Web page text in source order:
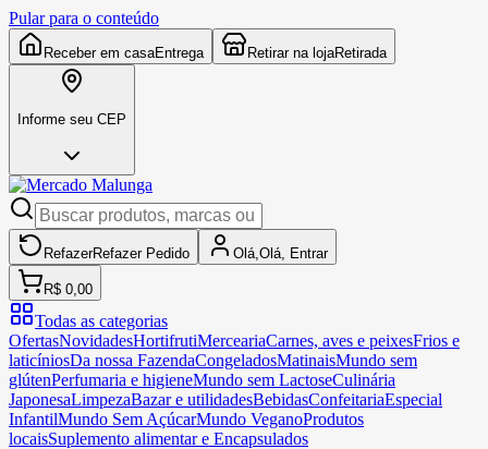
Pular para o conteúdo
Receber em casaEntrega Retirar na lojaRetirada
Informe seu CEP
RefazerRefazer Pedido Olá, Olá, Entrar
R$ 0,00
Todas as categorias
OfertasNovidadesHortifrutiMerceariaCarnes, aves e peixesFrios e
laticíniosDa nossa FazendaCongeladosMatinaisMundo sem
glútenPerfumaria e higieneMundo sem LactoseCulinária
JaponesaLimpezaBazar e utilidadesBebidasConfeitariaEspecial
InfantilMundo Sem AçúcarMundo VeganoProdutos
locaisSuplemento alimentar e Encapsulados